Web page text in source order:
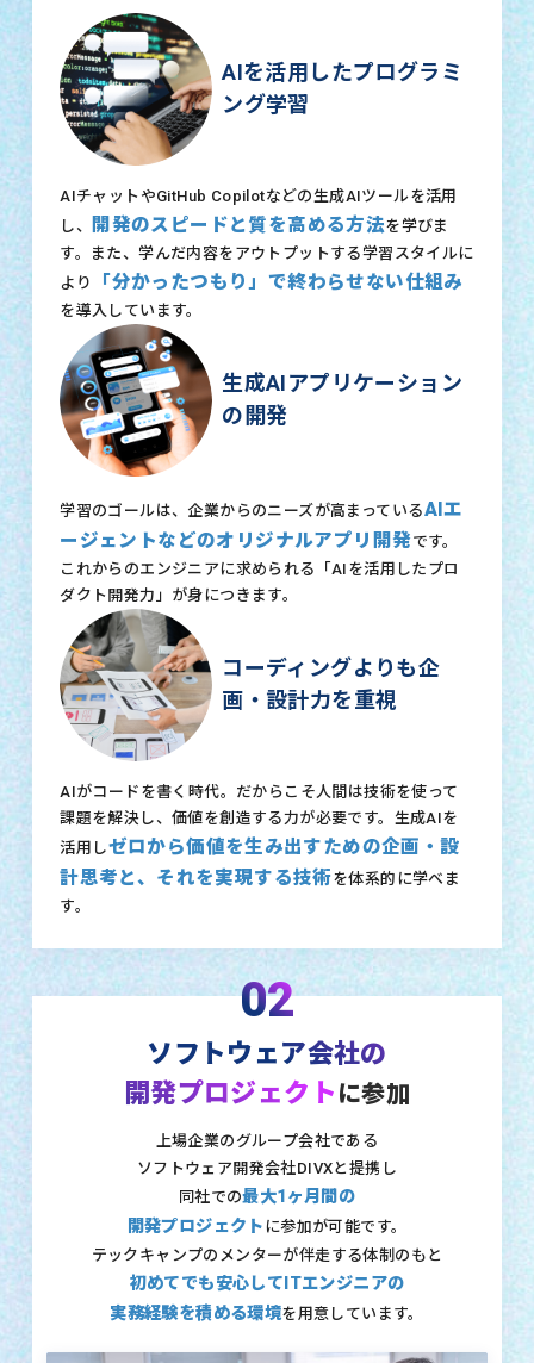
AIを活用したプログラミ
ング学習
AIチャットやGitHub Copilotなどの生成AIツールを活用
し、
開発のスピードと質を高める方法を学びま
す。また、学んだ内容をアウトプットする学習スタイルに
より
「分かったつもり」で終わらせない仕組み
を導入しています。
生成AIアプリケーション
の開発
学習のゴールは、企業からのニーズが高まっているAIエ
ージェントなどのオリジナルアプリ開発です。
これからのエンジニアに求められる「AIを活用したプロ
ダクト開発力」が身につきます。
コーディングよりも企
画・設計力を重視
AIがコードを書く時代。だからこそ人間は技術を使って
課題を解決し、価値を創造する力が必要です。生成AIを
活用しゼロから価値を生み出すための企画・設
計思考と、それを実現する技術を体系的に学べま
す。
02
ソフトウェア会社の
開発プロジェクト に参加
上場企業のグループ会社である
ソフトウェア開発会社DIVXと提携し
同社での最大1ヶ月間の
開発プロジェクト に参加が可能です。
テックキャンプのメンターが伴走する体制のもと
初めてでも安心してITエンジニアの
実務経験を積める環境を用意しています。